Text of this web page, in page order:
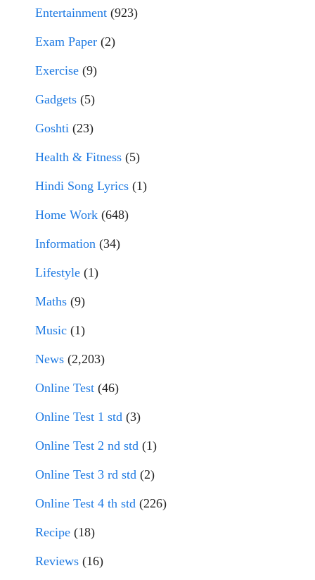
Entertainment (923)
Exam Paper (2)
Exercise (9)
Gadgets (5)
Goshti (23)
Health & Fitness (5)
Hindi Song Lyrics (1)
Home Work (648)
Information (34)
Lifestyle (1)
Maths (9)
Music (1)
News (2,203)
Online Test (46)
Online Test 1 std (3)
Online Test 2 nd std (1)
Online Test 3 rd std (2)
Online Test 4 th std (226)
Recipe (18)
Reviews (16)